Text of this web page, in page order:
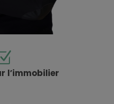
l’immobilier